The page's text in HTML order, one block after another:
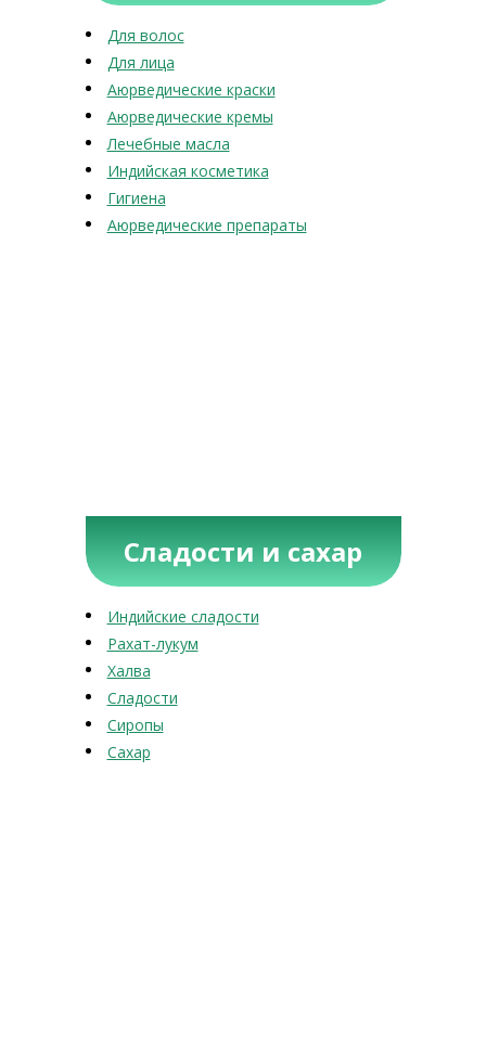
Для волос
Для лица
Аюрведические краски
Аюрведические кремы
Лечебные масла
Индийская косметика
Гигиена
Аюрведические препараты
Сладости и сахар
Индийские сладости
Рахат-лукум
Халва
Сладости
Сиропы
Сахар